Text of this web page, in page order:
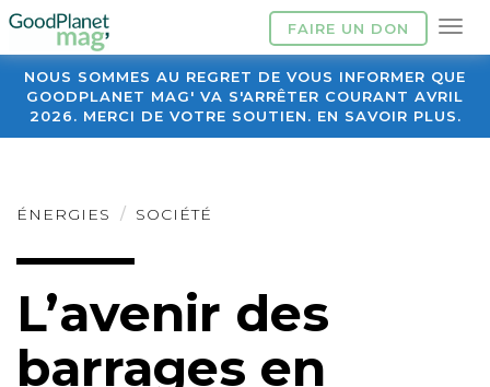
FAIRE UN DON
NOUS SOMMES AU REGRET DE VOUS INFORMER QUE
GOODPLANET MAG' VA S'ARRÊTER COURANT AVRIL
2026. MERCI DE VOTRE SOUTIEN. EN SAVOIR PLUS.
ÉNERGIES SOCIÉTÉ
L’avenir des
barrages en